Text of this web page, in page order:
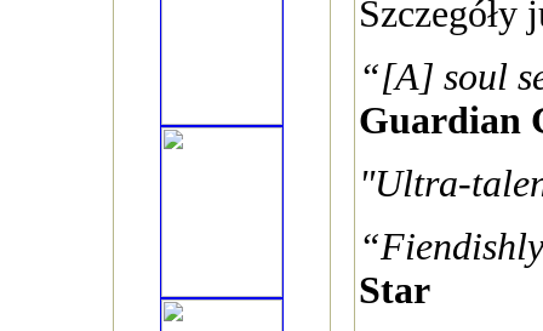
Szczegóły
“[A] soul
Guardian
"Ultra-
Star